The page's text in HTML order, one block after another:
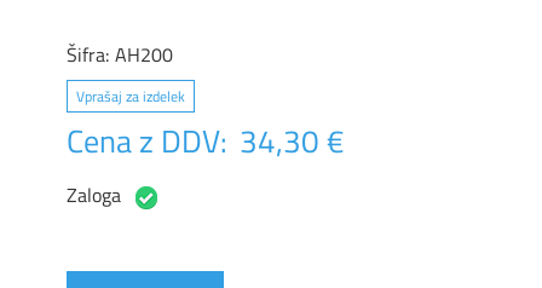
Šifra: AH200
Vprašaj za izdelek
Cena z DDV: 34,30 €
Zaloga